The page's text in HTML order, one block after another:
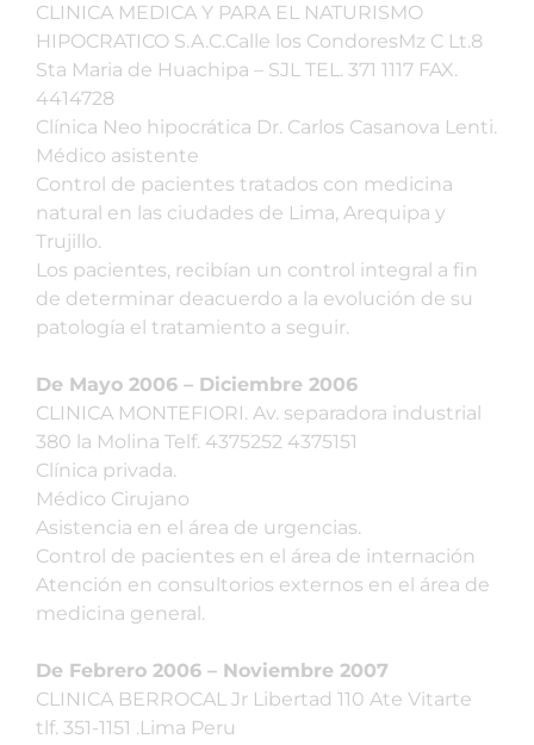
CLINICA MEDICA Y PARA EL NATURISMO
HIPOCRATICO S.A.C.Calle los CondoresMz C Lt.8
Sta Maria de Huachipa – SJL TEL. 371 1117 FAX.
4414728
Clínica Neo hipocrática Dr. Carlos Casanova Lenti.
Médico asistente
Control de pacientes tratados con medicina
natural en las ciudades de Lima, Arequipa y
Trujillo.
Los pacientes, recibían un control integral a fin
de determinar deacuerdo a la evolución de su
patología el tratamiento a seguir.
De Mayo 2006 – Diciembre 2006
CLINICA MONTEFIORI. Av. separadora industrial
380 la Molina Telf. 4375252 4375151
Clínica privada.
Médico Cirujano
Asistencia en el área de urgencias.
Control de pacientes en el área de internación
Atención en consultorios externos en el área de
medicina general.
De Febrero 2006 – Noviembre 2007
CLINICA BERROCAL Jr Libertad 110 Ate Vitarte
tlf. 351-1151 .Lima Peru